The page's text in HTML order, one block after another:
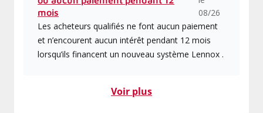
mois
08/26
Les acheteurs qualifiés ne font aucun paiement
et n’encourent aucun intérêt pendant 12 mois
lorsqu’ils financent un nouveau système Lennox .
Voir plus